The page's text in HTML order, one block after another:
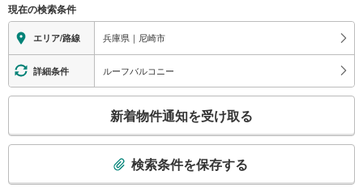
情
報
現在の検索条件
エリア/路線 兵庫県｜尼崎市
詳細条件 ルーフバルコニー
検
新着物件通知を受け取る
検索条件を保存する